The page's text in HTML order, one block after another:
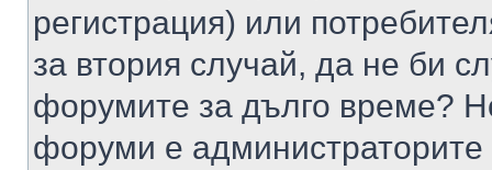
регистрация) или
за втория случай, да не би
форумите за дълго време?
форуми е администраторите